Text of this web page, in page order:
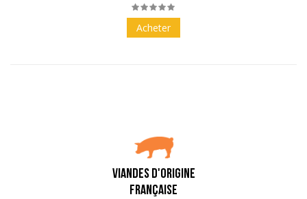
Acheter
VIANDES D'ORIGINE
FRANÇAISE